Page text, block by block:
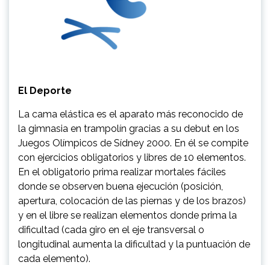
El Deporte
La cama elástica es el aparato más reconocido de
la gimnasia en trampolín gracias a su debut en los
Juegos Olímpicos de Sídney 2000. En él se compite
con ejercicios obligatorios y libres de 10 elementos.
En el obligatorio prima realizar mortales fáciles
donde se observen buena ejecución (posición,
apertura, colocación de las piernas y de los brazos)
y en el libre se realizan elementos donde prima la
dificultad (cada giro en el eje transversal o
longitudinal aumenta la dificultad y la puntuación de
cada elemento).